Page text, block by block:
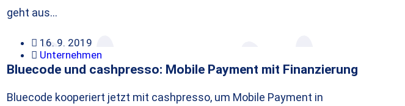
geht aus…
16. 9. 2019
Unternehmen
Bluecode und cashpresso: Mobile Payment mit Finanzierung
Bluecode kooperiert jetzt mit cashpresso, um Mobile Payment in